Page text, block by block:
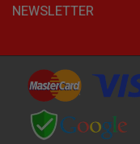
NEWSLETTER